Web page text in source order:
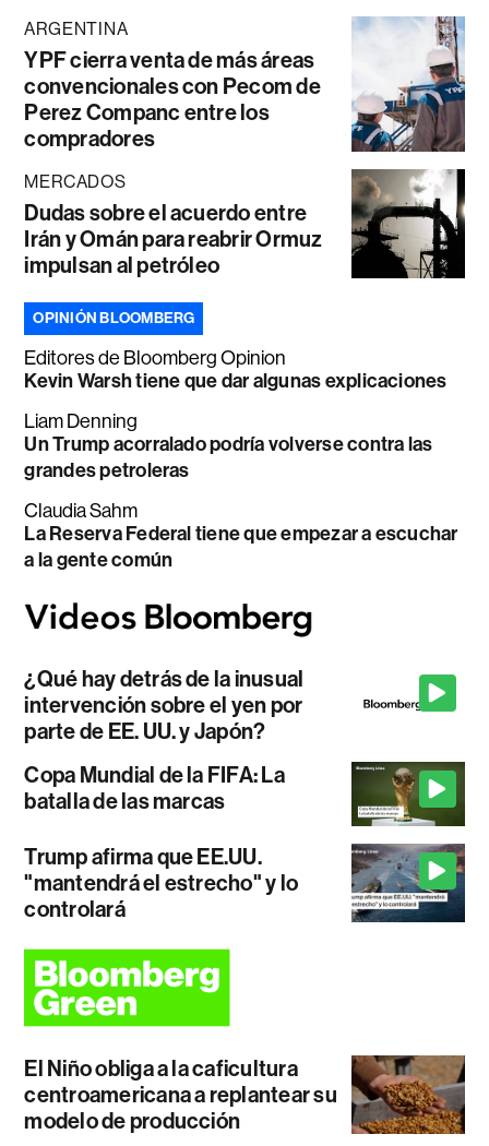
ARGENTINA
YPF cierra venta de más áreas
convencionales con Pecom de
Perez Companc entre los
compradores
MERCADOS
Dudas sobre el acuerdo entre
Irán y Omán para reabrir Ormuz
impulsan al petróleo
OPINIÓN BLOOMBERG
Editores de Bloomberg Opinion
Kevin Warsh tiene que dar algunas explicaciones
Liam Denning
Un Trump acorralado podría volverse contra las
grandes petroleras
Claudia Sahm
La Reserva Federal tiene que empezar a escuchar
a la gente común
¿Qué hay detrás de la inusual
intervención sobre el yen por
parte de EE. UU. y Japón?
Copa Mundial de la FIFA: La
batalla de las marcas
Trump afirma que EE.UU.
"mantendrá el estrecho" y lo
controlará
El Niño obliga a la caficultura
centroamericana a replantear su
modelo de producción